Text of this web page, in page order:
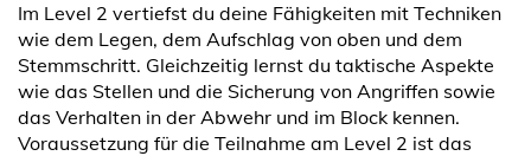
Im Level 2 vertiefst du deine Fähigkeiten mit Techniken
wie dem Legen, dem Aufschlag von oben und dem
Stemmschritt. Gleichzeitig lernst du taktische Aspekte
wie das Stellen und die Sicherung von Angriffen sowie
das Verhalten in der Abwehr und im Block kennen.
Voraussetzung für die Teilnahme am Level 2 ist das